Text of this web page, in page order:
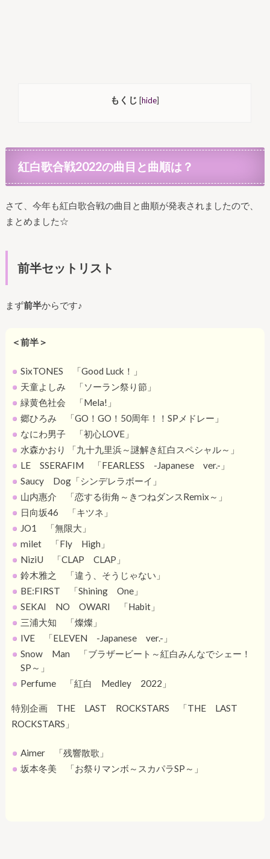
もくじ [hide]
紅白歌合戦2022の曲目と曲順は？
さて、今年も紅白歌合戦の曲目と曲順が発表されましたので、
まとめました☆
前半セットリスト
まず前半からです♪
＜前半＞
SixTONES 「Good Luck！」
天童よしみ 「ソーラン祭り節」
緑黄色社会 「Mela!」
郷ひろみ 「GO！GO！50周年！！SPメドレー」
なにわ男子 「初心LOVE」
水森かおり 「九十九里浜～謎解き紅白スペシャル～」
LE SSERAFIM 「FEARLESS -Japanese ver.-」
Saucy Dog「シンデレラボーイ」
山内惠介 「恋する街角～きつねダンスRemix～」
日向坂46 「キツネ」
JO1 「無限大」
milet 「Fly High」
NiziU 「CLAP CLAP」
鈴木雅之 「違う、そうじゃない」
BE:FIRST 「Shining One」
SEKAI NO OWARI 「Habit」
三浦大知 「燦燦」
IVE 「ELEVEN -Japanese ver.-」
Snow Man 「ブラザービート～紅白みんなでシェー！
SP～」
Perfume 「紅白 Medley 2022」
特別企画 THE LAST ROCKSTARS 「THE LAST
ROCKSTARS」
Aimer 「残響散歌」
坂本冬美 「お祭りマンボ～スカパラSP～」